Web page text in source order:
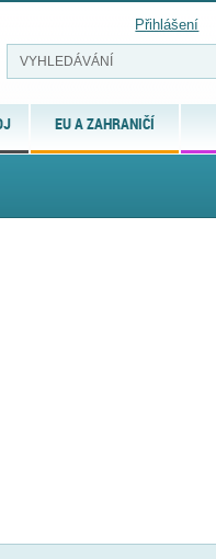
EU A ZAHRANIČÍ
Přihlášení